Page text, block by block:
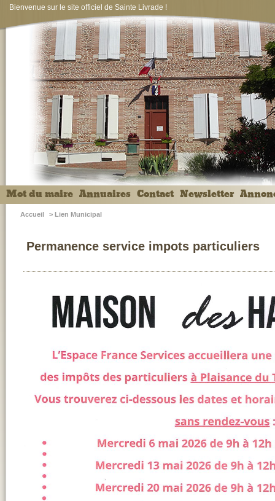
Bienvenue sur le site officiel de Sainte Livrade !
Mot du maire Annuaires Contact Newsletter
Accueil > Lien Municipal
Permanence service impots particuliers